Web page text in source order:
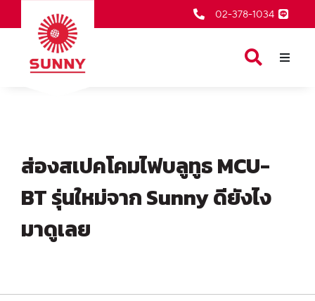
02-378-1034
ตัวแทนจำหน่าย
บริการหลังการขาย
ส่องสเปคโคมไฟบลูทูธ MCU-
BT รุ่นใหม่จาก Sunny ดียังไง
มาดูเลย